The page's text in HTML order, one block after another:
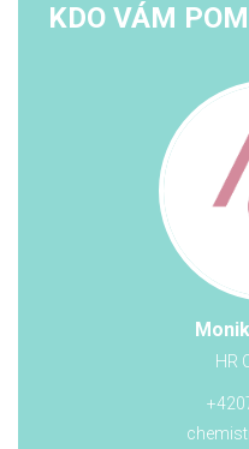
KDO VÁM
HR